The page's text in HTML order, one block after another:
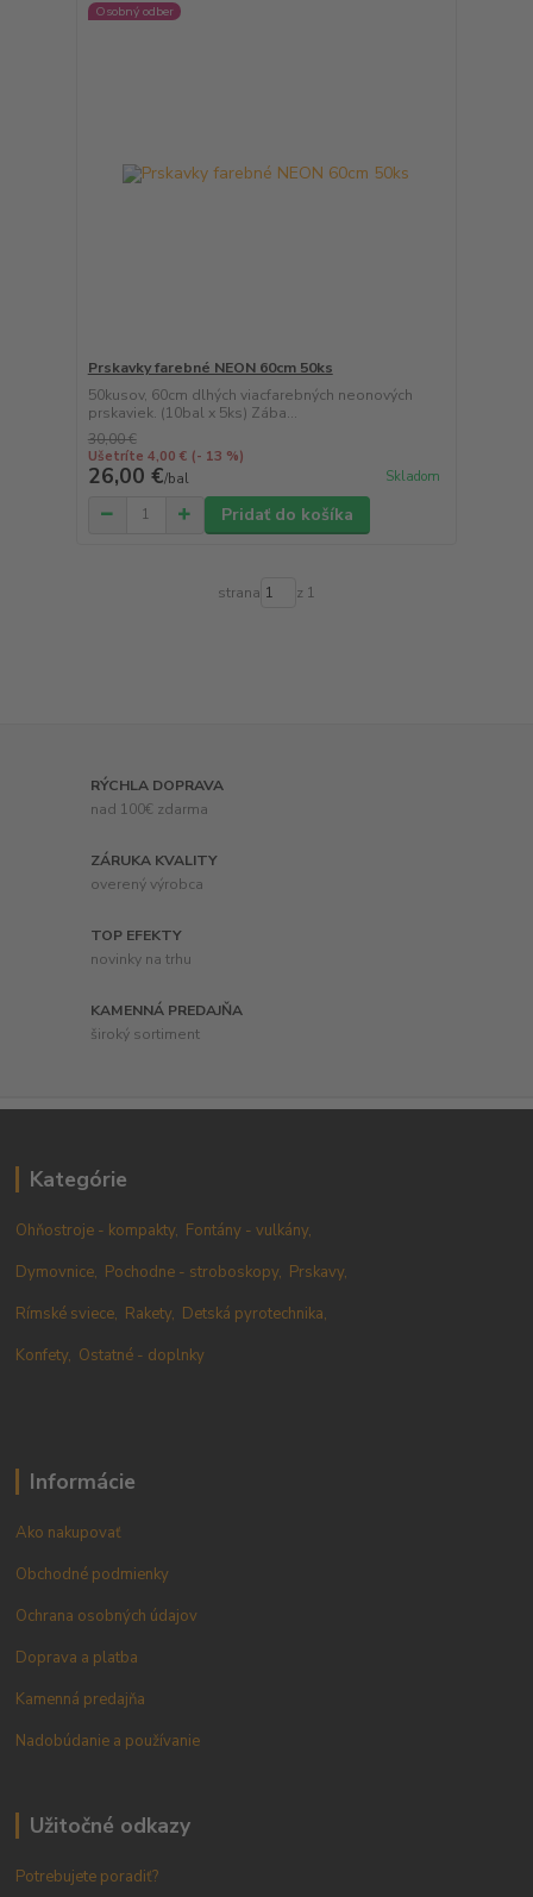
Osobný odber
Prskavky farebné NEON 60cm 50ks
50kusov, 60cm dlhých viacfarebných neonových
prskaviek. (10bal x 5ks) Zába...
30,00 €
Ušetríte 4,00 € (- 13 %)
26,00 €/bal Skladom
Pridať do košíka
strana z 1
RÝCHLA DOPRAVA
nad 100€ zdarma
ZÁRUKA KVALITY
overený výrobca
TOP EFEKTY
novinky na trhu
KAMENNÁ PREDAJŇA
široký sortiment
Kategórie
Ohňostroje - kompakty, Fontány - vulkány,
Dymovnice, Pochodne - stroboskopy, Prskavy,
Rímské sviece, Rakety, Detská pyrotechnika,
Konfety, Ostatné - doplnky
Informácie
Ako nakupovať
Obchodné podmienky
Ochrana osobných údajov
Doprava a platba
Kamenná predajňa
Nadobúdanie a používanie
Užitočné odkazy
Potrebujete poradiť?